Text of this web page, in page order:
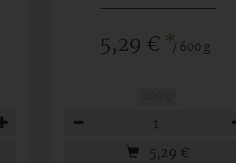
5,29 € */ 600 g
5,29 €